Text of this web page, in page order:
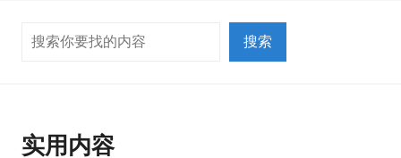
搜索
搜索
实用内容